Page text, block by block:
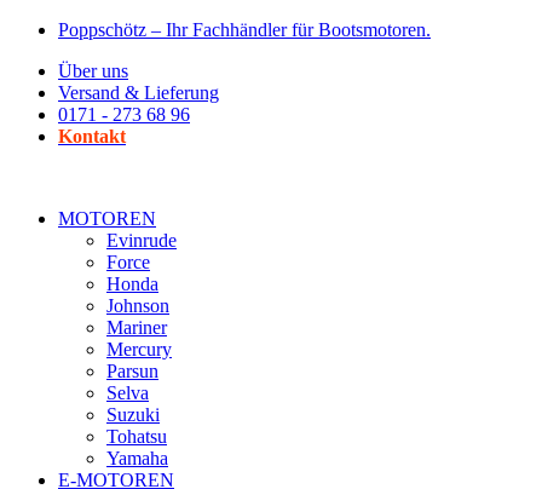
Zum
wechseln
Poppschötz – Ihr Fachhändler für Bootsmotoren.
Über uns
Versand & Lieferung
0171 - 273 68 96
Kontakt
MOTOREN
Evinrude
Force
Honda
Johnson
Mariner
Mercury
Parsun
Selva
Suzuki
Tohatsu
Yamaha
E-MOTOREN